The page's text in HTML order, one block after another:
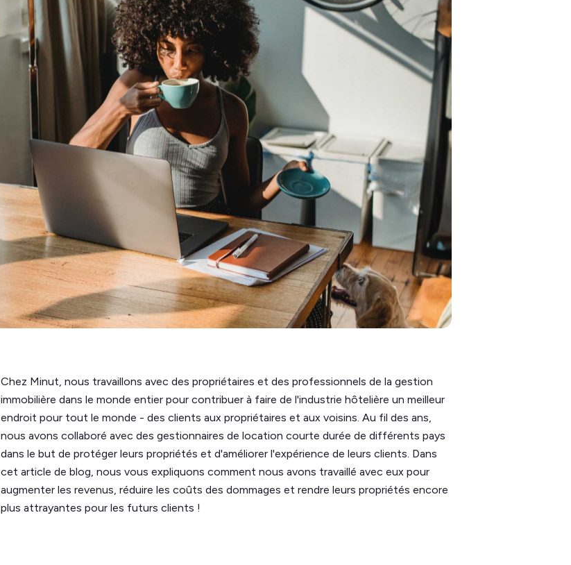
Chez Minut, nous travaillons avec des propriétaires et des professionnels de la gestion
immobilière dans le monde entier pour contribuer à faire de l'industrie hôtelière un meilleur
endroit pour tout le monde - des clients aux propriétaires et aux voisins. Au fil des ans,
nous avons collaboré avec des gestionnaires de location courte durée de différents pays
dans le but de protéger leurs propriétés et d'améliorer l'expérience de leurs clients. Dans
cet article de blog, nous vous expliquons comment nous avons travaillé avec eux pour
augmenter les revenus, réduire les coûts des dommages et rendre leurs propriétés encore
plus attrayantes pour les futurs clients !